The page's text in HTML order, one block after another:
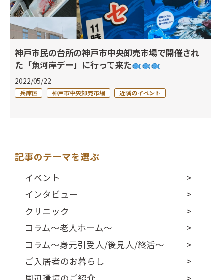
神戸市民の台所の神戸市中央卸売市場で開催され
た「魚河岸デー」に行って来た
2022/05/22
兵庫区 神戸市中央卸売市場 近隣のイベント
記事のテーマを選ぶ
イベント
インタビュー
クリニック
コラム～老人ホーム～
コラム～身元引受人/後見人/終活～
ご入居者のお暮らし